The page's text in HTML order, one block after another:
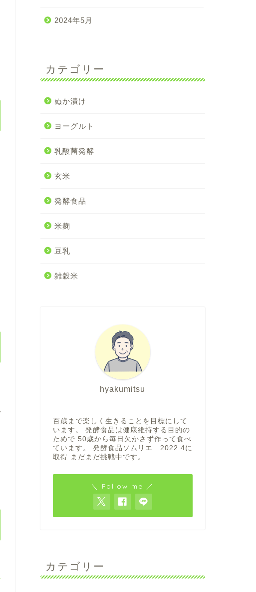
2024年5月
カテゴリー
ぬか漬け
ヨーグルト
乳酸菌発酵
玄米
発酵食品
米麹
豆乳
雑穀米
hyakumitsu
百歳まで楽しく生きることを目標にして
います。 発酵食品は健康維持する目的の
ためで 50歳から毎日欠かさず作って食べ
ています。 発酵食品ソムリエ 2022.4に
取得 まだまだ挑戦中です。
＼ Follow me ／
カテゴリー